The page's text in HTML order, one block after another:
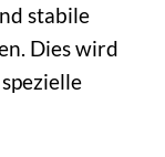
stabile
Dies wird